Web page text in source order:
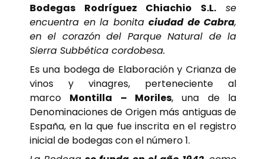
Bodegas Rodríguez Chiachio S.L.se
encuentra en la bonita ciudad de Cabra,
en el corazón del Parque Natural de la
Sierra Subbética cordobesa.
Es una bodega de Elaboración y Crianza de
vinos y vinagres, perteneciente al
marco Montilla – Moriles, una de la
Denominaciones de Origen más antiguas de
España, en la que fue inscrita en el registro
inicial de bodegas con el número 1.